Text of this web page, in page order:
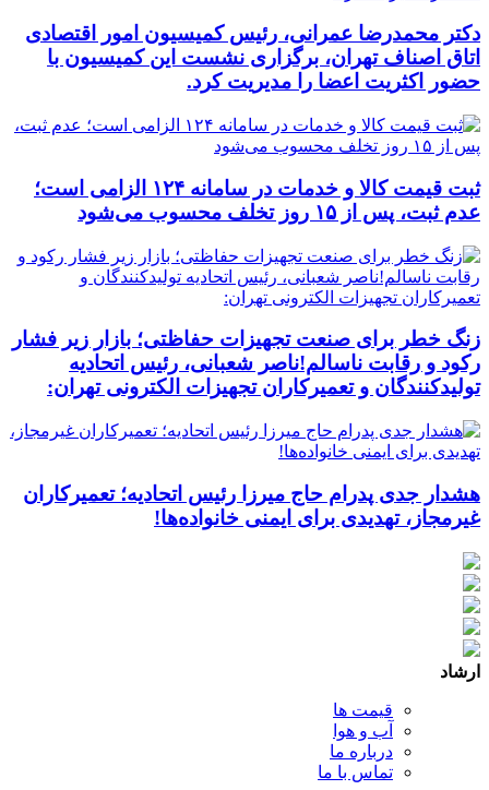
دکتر محمدرضا عمرانی، رئیس کمیسیون امور اقتصادی
اتاق اصناف تهران، برگزاری نشست این کمیسیون با
حضور اکثریت اعضا را مدیریت کرد.
ثبت قیمت کالا و خدمات در سامانه ۱۲۴ الزامی است؛
عدم ثبت، پس از ۱۵ روز تخلف محسوب می‌شود
زنگ خطر برای صنعت تجهیزات حفاظتی؛ بازار زیر فشار
رکود و رقابت ناسالم!ناصر شعبانی، رئیس اتحادیه
تولیدکنندگان و تعمیرکاران تجهیزات الکترونی تهران:
هشدار جدی پدرام حاج میرزا رئیس اتحادیه؛ تعمیرکاران
غیرمجاز، تهدیدی برای ایمنی خانواده‌ها!
ارشاد
قیمت ها
آب و هوا
درباره ما
تماس با ما